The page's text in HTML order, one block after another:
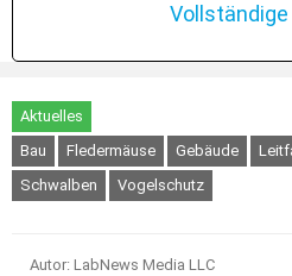
Aktuelles
Bau
Fledermäuse Gebäude
Schwalben
Vogelschutz
Autor: LabNews Media LLC